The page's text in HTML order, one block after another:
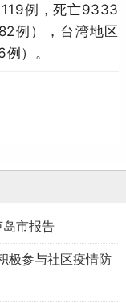
例，死亡9333
例），台湾地区
）。
岛市报告
极参与社区疫情防